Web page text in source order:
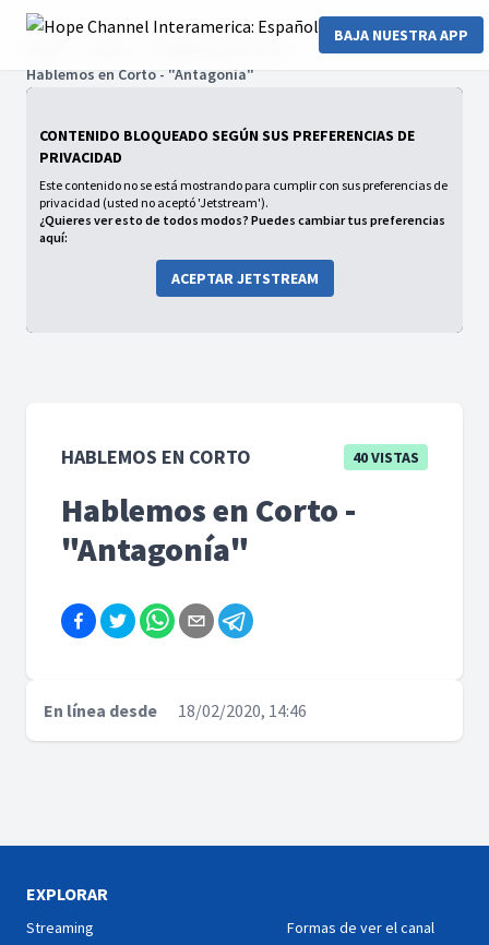
BAJA NUESTRA APP
Hablemos en Corto - "Antagonía"
CONTENIDO BLOQUEADO SEGÚN SUS PREFERENCIAS DE
PRIVACIDAD
Este contenido no se está mostrando para cumplir con sus preferencias de
privacidad (usted no aceptó 'Jetstream').
¿Quieres ver esto de todos modos? Puedes cambiar tus preferencias
aquí:
ACEPTAR JETSTREAM
HABLEMOS EN CORTO 40 VISTAS
Hablemos en Corto -
"Antagonía"
En línea desde 18/02/2020, 14:46
EXPLORAR
Streaming
Formas de ver el canal